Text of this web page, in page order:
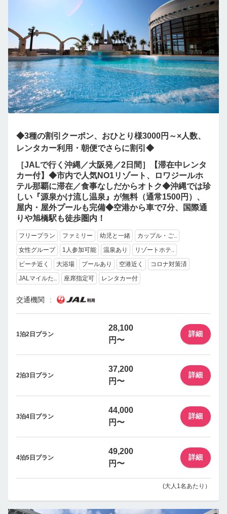
◆3種の割引クーポン、おひとり様3000円～×人数、
レンタカー利用・朝便でさらに割引◆
［JALで行く沖縄／大阪発／2日間］【滞在中レンタ
カー付】◆市内で人気NO1リゾート、ロワジールホ
テル那覇に滞在／食事なしだからオトク◆沖縄では珍
しい『源泉かけ流し温泉』が無料（通常1500円）、
屋内・屋外プールも完備◆空港から車で7分、国際通
りや旭橋駅も徒歩圏内！
フリープラン ファミリー 幼児と一緒
カップル・ご..
女性グループ
1人参加可能 温泉あり
リゾートホテ..
ビーチ近く
大浴場 プールあり 空港近く
コロナ対策済
JALマイルた..
座席指定可 レンタカー付
交通機関
1泊2日プラン
28,100
円〜
詳細
2泊3日プラン
37,200
円〜
詳細
3泊4日プラン
44,000
円〜
詳細
4泊5日プラン
49,200
円〜
詳細
(大人1名あたり）